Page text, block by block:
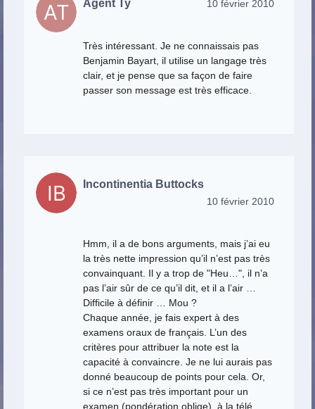
Agent Ty 10 février 2010
Très intéressant. Je ne connaissais pas
Benjamin Bayart, il utilise un langage très
clair, et je pense que sa façon de faire
passer son message est très efficace.
Incontinentia Buttocks
10 février 2010
Hmm, il a de bons arguments, mais j’ai eu
la très nette impression qu’il n’est pas très
convainquant. Il y a trop de "Heu…", il n’a
pas l’air sûr de ce qu’il dit, et il a l’air …
Difficile à définir … Mou ?
Chaque année, je fais expert à des
examens oraux de français. L’un des
critères pour attribuer la note est la
capacité à convaincre. Je ne lui aurais pas
donné beaucoup de points pour cela. Or,
si ce n’est pas très important pour un
examen (pondération oblige), à la télé,